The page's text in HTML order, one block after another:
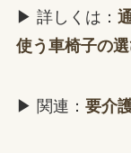
▶ 詳しくは：
使う車椅子の
▶ 関連： 要介